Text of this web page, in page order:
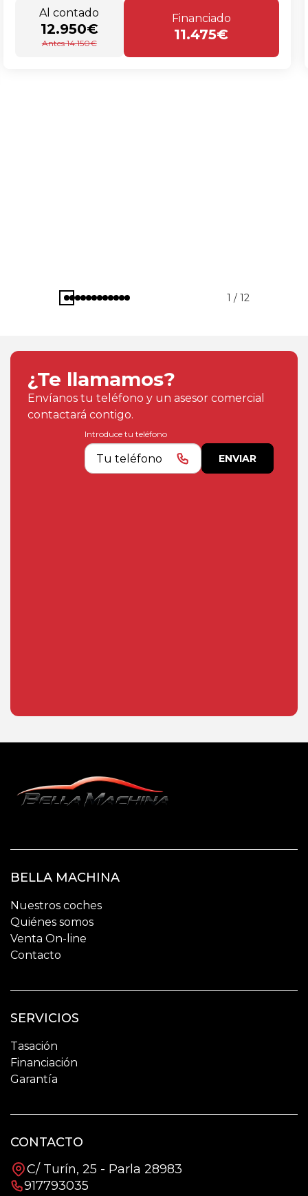
Al contado
12.950€
Antes 14.150€
Financiado
11.475€
1 / 12
¿Te llamamos?
Envíanos tu teléfono y un asesor comercial
contactará contigo.
Introduce tu teléfono
ENVIAR
BELLA MACHINA
Nuestros coches
Quiénes somos
Venta On-line
Contacto
SERVICIOS
Tasación
Financiación
Garantía
CONTACTO
C/ Turín, 25 - Parla 28983
917793035